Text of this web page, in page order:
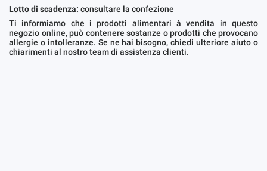
Lotto di scadenza: consultare la confezione
Ti informiamo che i prodotti alimentari à vendita in questo
negozio online, può contenere sostanze o prodotti che provocano
allergie o intolleranze. Se ne hai bisogno, chiedi ulteriore aiuto o
chiarimenti al nostro team di assistenza clienti.